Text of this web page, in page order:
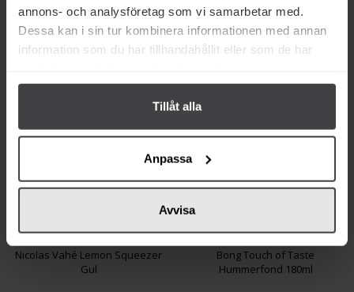
annons- och analysföretag som vi samarbetar med.
Dessa kan i sin tur kombinera informationen med annan
information som du har tillhandahållit eller som de har
Tillåt alla
Anpassa
Avvisa
Andra köper även
179 kr
Nicolas Vahé Lemon Squeezer
Gul
46 kr
Bong Touch of Taste
Hummerfond 180ml